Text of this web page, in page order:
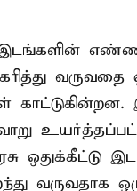
இடங்களின்
வருவதை
ஒதுக்கீட்டு
வருவதாக